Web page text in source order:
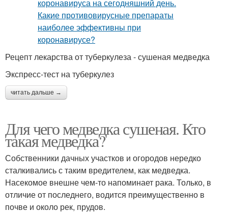
Рецепт лекарства от туберкулеза - сушеная медведка
Экспресс-тест на туберкулез
читать дальше →
Для чего медведка сушеная. Кто
такая медведка?
Собственники дачных участков и огородов нередко
сталкивались с таким вредителем, как медведка.
Насекомое внешне чем-то напоминает рака. Только, в
отличие от последнего, водится преимущественно в
почве и около рек, прудов.